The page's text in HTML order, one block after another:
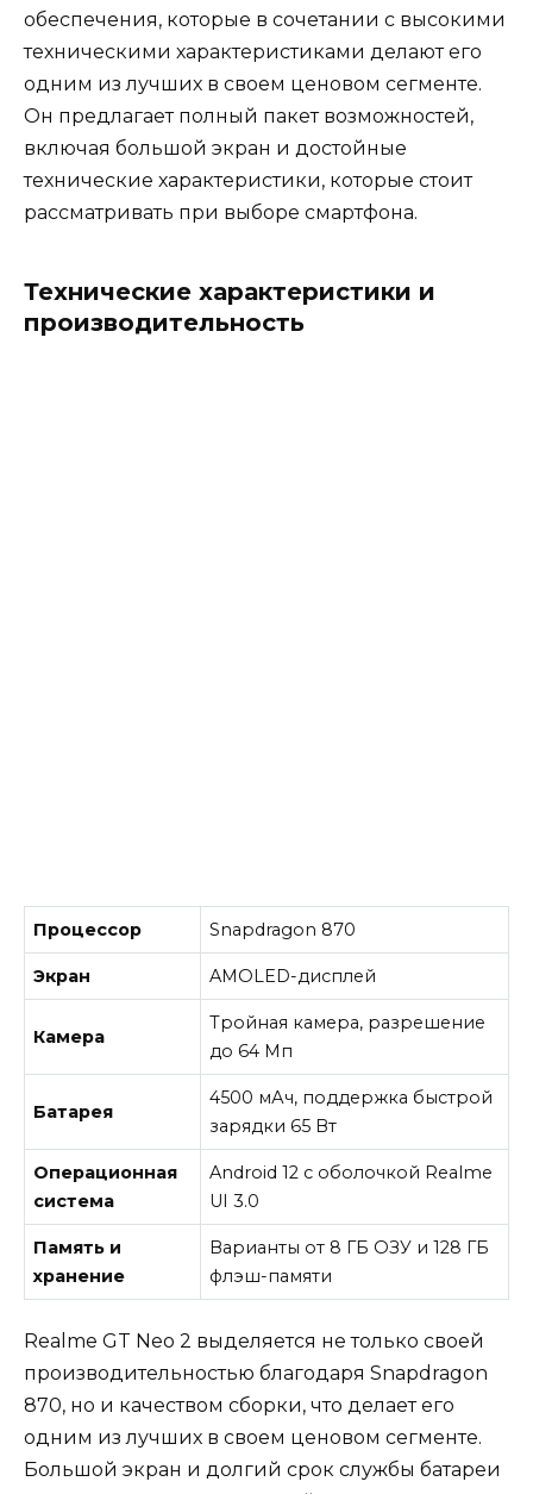
обеспечения, которые в сочетании с высокими
техническими характеристиками делают его
одним из лучших в своем ценовом сегменте.
Он предлагает полный пакет возможностей,
включая большой экран и достойные
технические характеристики, которые стоит
рассматривать при выборе смартфона.
Технические характеристики и
производительность
Процессор Snapdragon 870
Экран AMOLED-дисплей
Камера
Тройная камера, разрешение
до 64 Мп
Батарея
4500 мАч, поддержка быстрой
зарядки 65 Вт
Операционная
система
Android 12 с оболочкой Realme
UI 3.0
Память и
хранение
Варианты от 8 ГБ ОЗУ и 128 ГБ
флэш-памяти
Realme GT Neo 2 выделяется не только своей
производительностью благодаря Snapdragon
870, но и качеством сборки, что делает его
одним из лучших в своем ценовом сегменте.
Большой экран и долгий срок службы батареи